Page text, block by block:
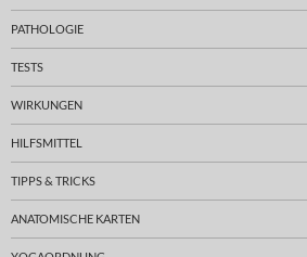
PATHOLOGIE
TESTS
WIRKUNGEN
HILFSMITTEL
TIPPS & TRICKS
ANATOMISCHE KARTEN